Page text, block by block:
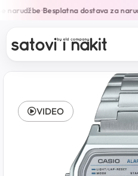
narudžbe•Besplatna dostava za
VIDEO